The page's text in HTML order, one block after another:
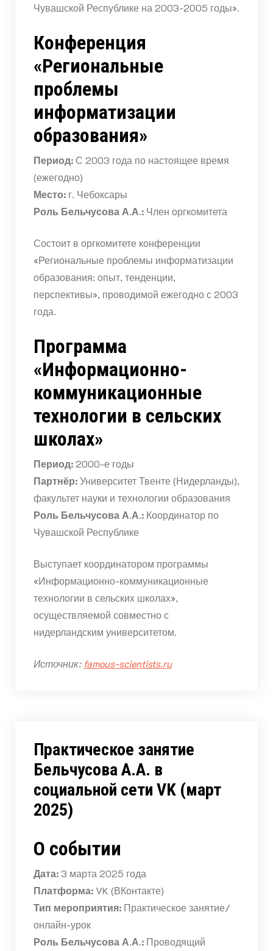
Чувашской Республике на 2003-2005 годы».
Конференция
«Региональные
проблемы
информатизации
образования»
Период:С 2003 года по настоящее время
(ежегодно)
Место:г. Чебоксары
Роль Бельчусова А.А.:Член оргкомитета
Состоит в оргкомитете конференции
«Региональные проблемы информатизации
образования: опыт, тенденции,
перспективы», проводимой ежегодно с 2003
года.
Программа
«Информационно-
коммуникационные
технологии в сельских
школах»
Период:2000-е годы
Партнёр:Университет Твенте (Нидерланды),
факультет науки и технологии образования
Роль Бельчусова А.А.:Координатор по
Чувашской Республике
Выступает координатором программы
«Информационно-коммуникационные
технологии в сельских школах»,
осуществляемой совместно с
нидерландским университетом.
Источник: famous-scientists.ru
Практическое занятие
Бельчусова А.А. в
социальной сети VK (март
2025)
О событии
Дата:3 марта 2025 года
Платформа:VK (ВКонтакте)
Тип мероприятия:Практическое занятие/
онлайн-урок
Роль Бельчусова А.А.:Проводящий